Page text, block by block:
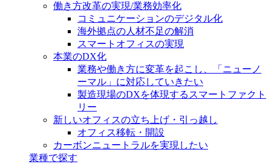
働き方改革の実現/業務効率化
コミュニケーションのデジタル化
海外拠点の人材不足の解消
スマートオフィスの実現
本業のDX化
業務や働き方に変革を起こし、「ニューノ
ーマル」に対応していきたい
製造現場のDXを体現するスマートファクト
リー
新しいオフィスの立ち上げ・引っ越し
オフィス移転・開設
カーボンニュートラルを実現したい
業種で探す